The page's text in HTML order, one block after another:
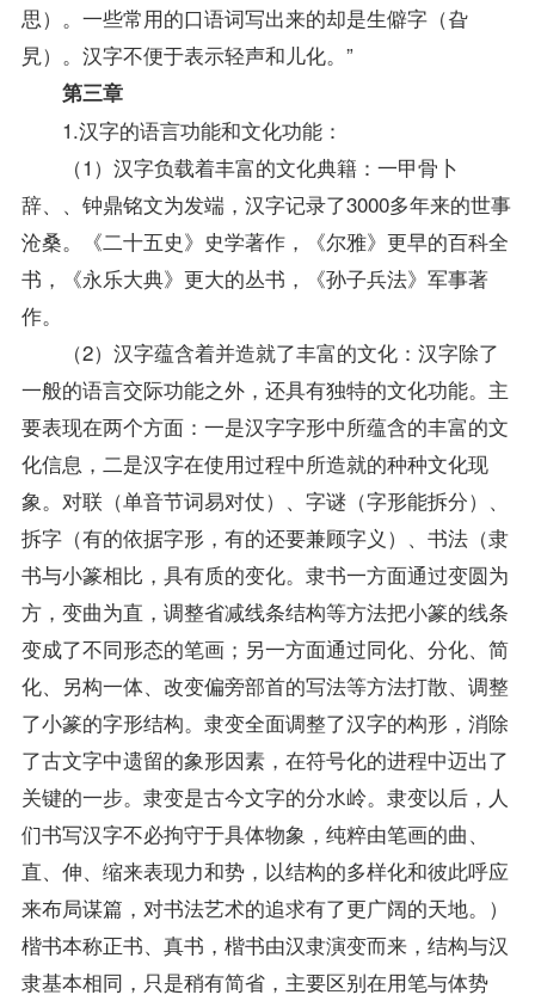
思）。一些常用的口语词写出来的却是生僻字（旮
旯）。汉字不便于表示轻声和儿化。”
第三章
1.汉字的语言功能和文化功能：
（1）汉字负载着丰富的文化典籍：一甲骨卜
辞、、钟鼎铭文为发端，汉字记录了3000多年来的世事
沧桑。《二十五史》史学著作，《尔雅》更早的百科全
书，《永乐大典》更大的丛书，《孙子兵法》军事著
作。
（2）汉字蕴含着并造就了丰富的文化：汉字除了
一般的语言交际功能之外，还具有独特的文化功能。主
要表现在两个方面：一是汉字字形中所蕴含的丰富的文
化信息，二是汉字在使用过程中所造就的种种文化现
象。对联（单音节词易对仗）、字谜（字形能拆分）、
拆字（有的依据字形，有的还要兼顾字义）、书法（隶
书与小篆相比，具有质的变化。隶书一方面通过变圆为
方，变曲为直，调整省减线条结构等方法把小篆的线条
变成了不同形态的笔画；另一方面通过同化、分化、简
化、另构一体、改变偏旁部首的写法等方法打散、调整
了小篆的字形结构。隶变全面调整了汉字的构形，消除
了古文字中遗留的象形因素，在符号化的进程中迈出了
关键的一步。隶变是古今文字的分水岭。隶变以后，人
们书写汉字不必拘守于具体物象，纯粹由笔画的曲、
直、伸、缩来表现力和势，以结构的多样化和彼此呼应
来布局谋篇，对书法艺术的追求有了更广阔的天地。）
楷书本称正书、真书，楷书由汉隶演变而来，结构与汉
隶基本相同，只是稍有简省，主要区别在用笔与体势